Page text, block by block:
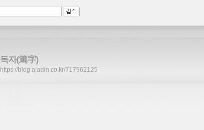
독자(篤字)
https://blog.aladin.co.kr/717962125